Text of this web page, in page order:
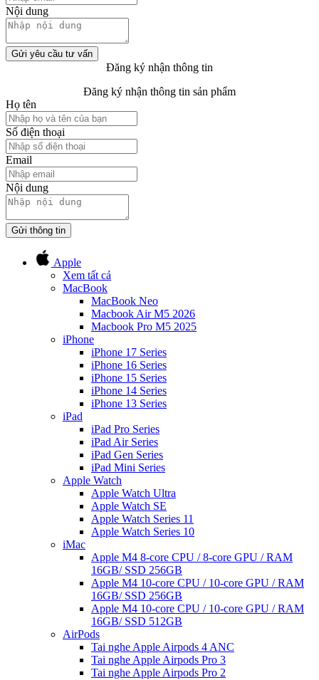
Nội dung
Gửi yêu cầu tư vấn
Đăng ký nhận thông tin
Đăng ký nhận thông tin sản phẩm
Họ tên
Số điện thoại
Email
Nội dung
Gửi thông tin
Apple
Xem tất cả
MacBook
MacBook Neo
Macbook Air M5 2026
Macbook Pro M5 2025
iPhone
iPhone 17 Series
iPhone 16 Series
iPhone 15 Series
iPhone 14 Series
iPhone 13 Series
iPad
iPad Pro Series
iPad Air Series
iPad Gen Series
iPad Mini Series
Apple Watch
Apple Watch Ultra
Apple Watch SE
Apple Watch Series 11
Apple Watch Series 10
iMac
Apple M4 8-core CPU / 8-core GPU / RAM
16GB/ SSD 256GB
Apple M4 10-core CPU / 10-core GPU / RAM
16GB/ SSD 256GB
Apple M4 10-core CPU / 10-core GPU / RAM
16GB/ SSD 512GB
AirPods
Tai nghe Apple Airpods 4 ANC
Tai nghe Apple Airpods Pro 3
Tai nghe Apple Airpods Pro 2